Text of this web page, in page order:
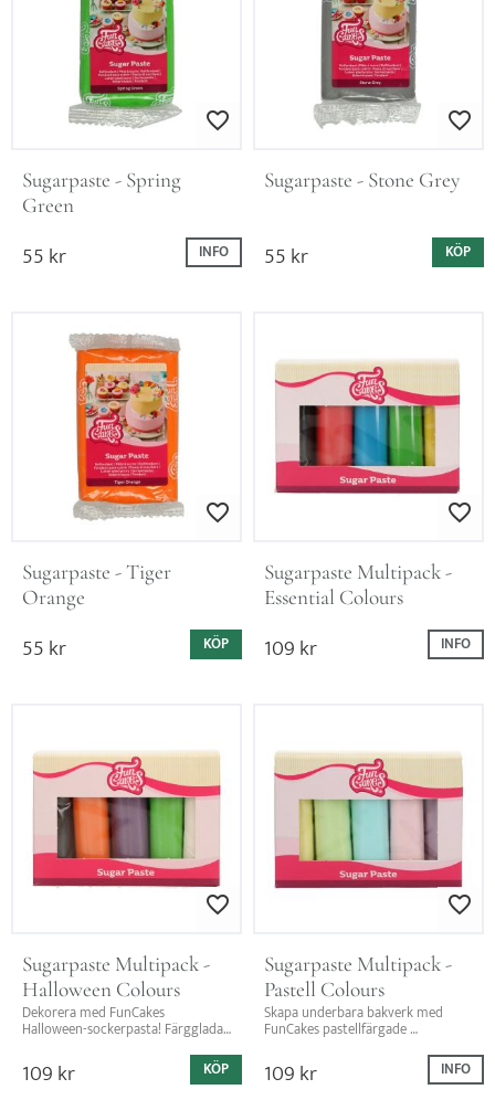
Lägg till i favoriter
Sugarpaste - Spring
Green
55kr INFO
Lägg till i
Sugarpaste - Stone Grey
55kr KÖP
Lägg till i favoriter
Sugarpaste - Tiger
Orange
55kr KÖP
Lägg till i
Sugarpaste Multipack -
Essential Colours
109kr INFO
Lägg till i favoriter
Sugarpaste Multipack -
Halloween Colours
Dekorera med FunCakes
Halloween-sockerpasta! Färgglada
kreativa bakstunder med barn!
109kr KÖP
Lägg till i
Sugarpaste Multipack -
Pastell Colours
Skapa underbara bakverk med
FunCakes pastellfärgade
dekorationer och roliga
bakstunder med barn.
109kr INFO